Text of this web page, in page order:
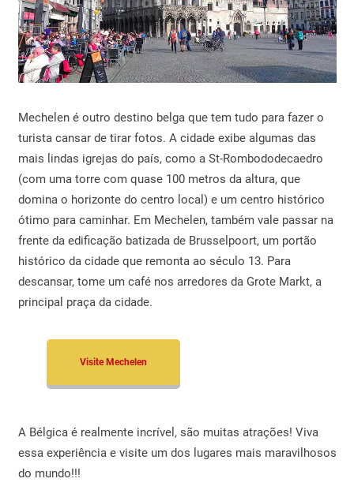
Mechelen é outro destino belga que tem tudo para fazer o
turista cansar de tirar fotos. A cidade exibe algumas das
mais lindas igrejas do país, como a St-Rombododecaedro
(com uma torre com quase 100 metros da altura, que
domina o horizonte do centro local) e um centro histórico
ótimo para caminhar. Em Mechelen, também vale passar na
frente da edificação batizada de Brusselpoort, um portão
histórico da cidade que remonta ao século 13. Para
descansar, tome um café nos arredores da Grote Markt, a
principal praça da cidade.
Visite Mechelen
A Bélgica é realmente incrível, são muitas atrações! Viva
essa experiência e visite um dos lugares mais maravilhosos
do mundo!!!